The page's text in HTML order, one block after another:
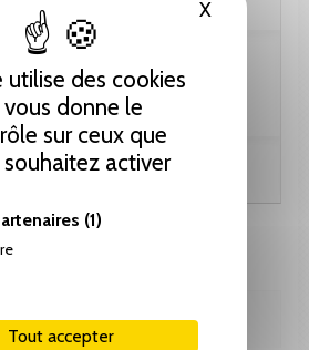
utilise des cookies
donne le
sur ceux que
activer
(1)
Tout accepter
XMasquer
Ajouter au panier